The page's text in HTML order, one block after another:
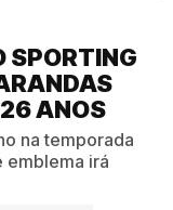
SPORTING
ANOS
na temporada
emblema irá